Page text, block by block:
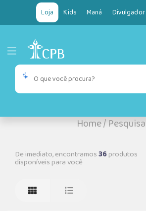
Loja Kids Maná Divulgador
Home/Pesquisa
De imediato, encontramos36produtos
disponíveis para você